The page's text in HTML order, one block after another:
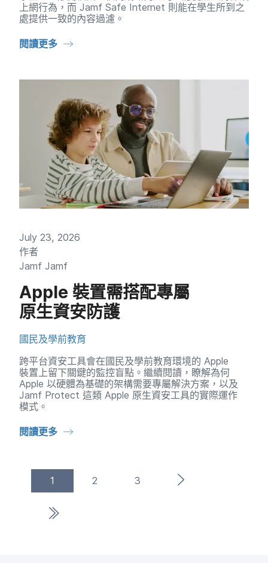
上​網行為，​而 Jamf Safe Internet 則​能​在​學生​所​到​之​
處​提供​一致​的​內容​過濾。
閱讀​更多
July 23, 2026
作​者
Jamf Jamf
Apple 裝置​需搭配​專屬​
原生資安​防護
國民​及​學前​教育
跨平​台資​安工​具會​在​國民​及​學前​教育​環境​的 Apple
裝置​上留下​關鍵​的​監控​盲點。​繼續​閱讀，​瞭解​為​何
Apple 以​硬體為​基礎​的​架構​需要​專屬​解決​方案，​以及
Jamf Protect 這​類 Apple 原生資安​工具​的​實際​運作​
模式。
閱讀​更多
1 )2 3 下一頁
最後一頁